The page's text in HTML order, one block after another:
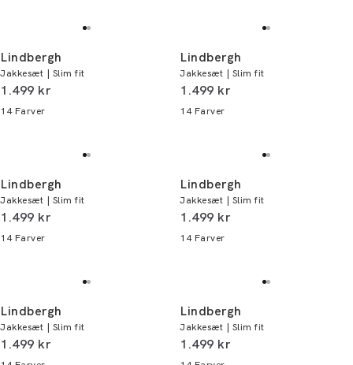
Lindbergh
Jakkesæt | Slim fit
I alt (inkl. rabat)
1.499 kr
14 Farver
Lindbergh
Jakkesæt | Slim fit
I alt (inkl. rabat)
1.499 kr
14 Farver
Lindbergh
Jakkesæt | Slim fit
I alt (inkl. rabat)
1.499 kr
14 Farver
Lindbergh
Jakkesæt | Slim fit
I alt (inkl. rabat)
1.499 kr
14 Farver
Lindbergh
Jakkesæt | Slim fit
I alt (inkl. rabat)
1.499 kr
Lindbergh
Jakkesæt | Slim fit
I alt (inkl. rabat)
1.499 kr